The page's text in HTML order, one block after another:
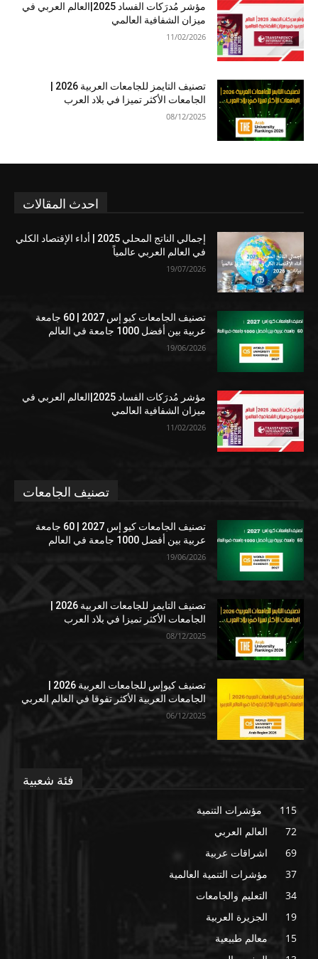
مؤشر مُدرَكات الفساد 2025|العالم العربي في
ميزان الشفافية العالمي
11/02/2026
الجامعات الأكثر تميزا في بلاد العرب
08/12/2025
احدث المقالات
إجمالي الناتج المحلي 2025 | أداء الإقتصاد الكلي
في العالم العربي عالمياً
19/07/2026
تصنيف الجامعات كيو إس 2027 | 60 جامعة
عربية بين أفضل 1000 جامعة في العالم
19/06/2026
مؤشر مُدرَكات الفساد 2025|العالم العربي في
ميزان الشفافية العالمي
11/02/2026
تصنيف الجامعات
تصنيف الجامعات كيو إس 2027 | 60 جامعة
عربية بين أفضل 1000 جامعة في العالم
19/06/2026
الجامعات الأكثر تميزا في بلاد العرب
08/12/2025
الجامعات العربية الأكثر تفوقا في العالم العربي
06/12/2025
فئة شعبية
مؤشرات التنمية
115
العالم العربي
72
اشراقات عربية
69
مؤشرات التنمية العالمية
37
التعليم والجامعات
34
الجزيرة العربية
19
معالم طبيعية
15